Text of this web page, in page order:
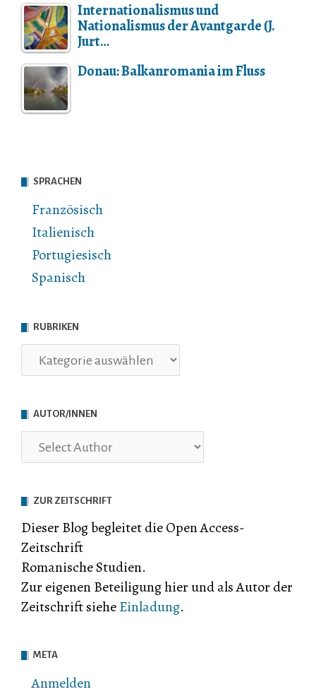
Internationalismus und
Nationalismus der Avantgarde (J.
Jurt…
Donau: Balkanromania im Fluss
SPRACHEN
Französisch
Italienisch
Portugiesisch
Spanisch
RUBRIKEN
Rubriken
AUTOR/INNEN
ZUR ZEITSCHRIFT
Dieser Blog begleitet die Open Access-
Zeitschrift
Romanische Studien.
Zur eigenen Beteiligung hier und als Autor der
Zeitschrift sieheEinladung.
META
Anmelden